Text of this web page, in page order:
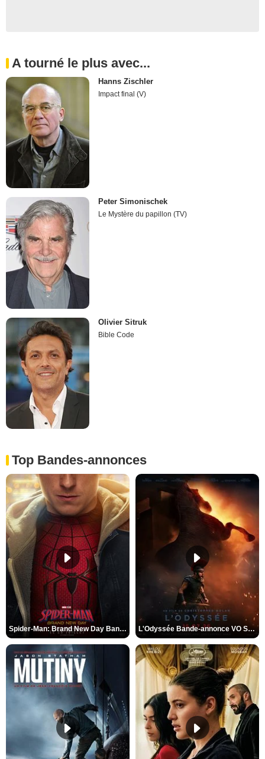
A tourné le plus avec...
Hanns Zischler
Impact final (V)
Peter Simonischek
Le Mystère du papillon (TV)
Olivier Sitruk
Bible Code
Top Bandes-annonces
Spider-Man: Brand New Day Bande-annonce VO STFR L'Odyssée Bande-annonce VO STFR